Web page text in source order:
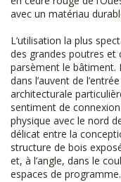
avec un matériau
L’utilisation la plus
des grandes poutres et
parsèment le bâtiment.
dans l’auvent de
architecturale
sentiment de
physique avec le nord
délicat entre la
structure de bois
et, à l’angle, dans le
espaces de programme.